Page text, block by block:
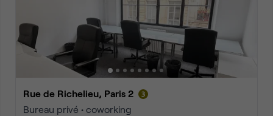
Rue de Richelieu, Paris 2
Bureau privé • coworking